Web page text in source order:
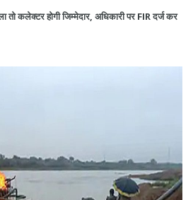
कलेक्टर होगी जिम्मेदार, अधिकारी पर FIR दर्ज कर